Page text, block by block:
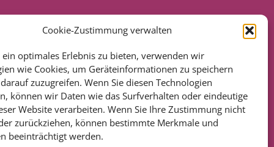
Cookie-Zustimmung verwalten
ein optimales Erlebnis zu bieten, verwenden wir
wie Cookies, um Geräteinformationen zu speichern
zuzugreifen. Wenn Sie diesen Technologien
können wir Daten wie das Surfverhalten oder eindeutige
Website verarbeiten. Wenn Sie Ihre Zustimmung nicht
zurückziehen, können bestimmte Merkmale und
beeinträchtigt werden.